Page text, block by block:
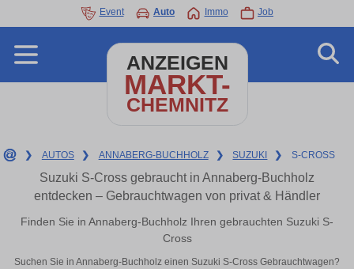
Event Auto Immo Job
ANZEIGEN
MARKT-
CHEMNITZ
❯ AUTOS ❯ ANNABERG-BUCHHOLZ ❯ SUZUKI ❯ S-CROSS
Suzuki S-Cross gebraucht in Annaberg-Buchholz
entdecken – Gebrauchtwagen von privat & Händler
Finden Sie in Annaberg-Buchholz Ihren gebrauchten Suzuki S-
Cross
Suchen Sie in Annaberg-Buchholz einen Suzuki S-Cross Gebrauchtwagen?